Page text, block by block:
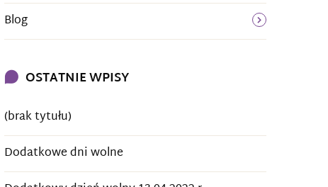
Blog
OSTATNIE WPISY
(brak tytułu)
Dodatkowe dni wolne